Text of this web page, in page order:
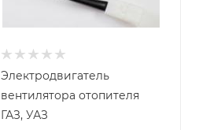
Электродвигатель
вентилятора отопителя
ГАЗ, УАЗ